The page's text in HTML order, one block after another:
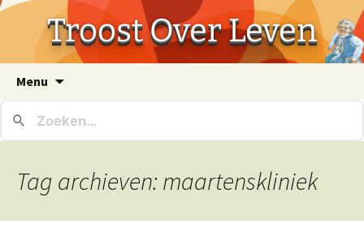
Troost Over Leven
Menu
inhoud
Tag archieven: maartenskliniek